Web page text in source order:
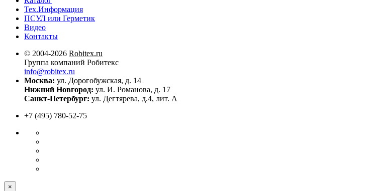
Тех.Информация
ПСУЛ или Герметик
Видео
Контакты
© 2004-2026 Robitex.ru
Группа компаний Робитекс
info@robitex.ru
Москва: ул. Дорогобужская, д. 14
Нижний Новгород: ул. И. Романова, д. 17
Санкт-Петербург: ул. Дегтярева, д.4, лит. А
+7 (495) 780-52-75
×